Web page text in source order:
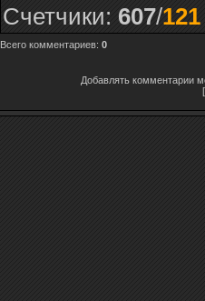
Счетчики: 607/121
Всего комментариев: 0
Добавлять комментарии